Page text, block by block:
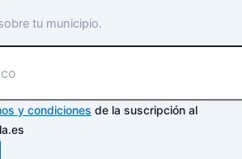
tu municipio.
y condiciones de la suscripción al